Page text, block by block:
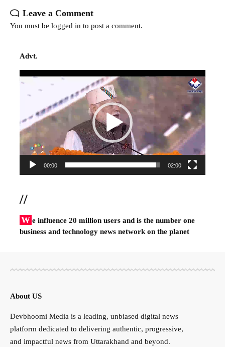
Leave a Comment
You must be logged in to post a comment.
Advt.
Video
00:00 02:00
//
W e influence 20 million users and is the number one
business and technology news network on the planet
About US
Devbhoomi Media is a leading, unbiased digital news
platform dedicated to delivering authentic, progressive,
and impactful news from Uttarakhand and beyond.